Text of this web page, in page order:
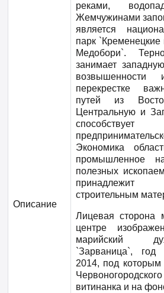
Описание
реками,
Жемчужинами
является
парк `Кременецкие
Медобори`.
занимает
перекрестке
путей из
Центральную и
Экономика
промышленное
полезных
строительным
Лицевая сторона
центре
марийский
`Зарваница`,
2014, под
витинанка и на